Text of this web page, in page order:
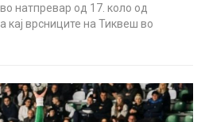
натпревар од 17. коло од
кај врсниците на Тиквеш во